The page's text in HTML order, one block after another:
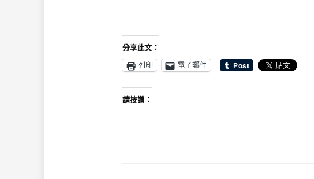
分享此文：
列印
電子郵件
請按讚：